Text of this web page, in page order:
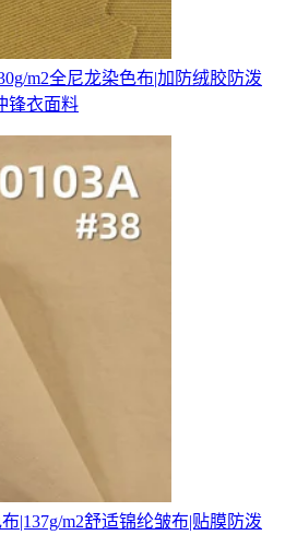
m2全尼龙染色布|加防绒胶防泼
锋衣面料
|137g/m2舒适锦纶皱布|贴膜防泼